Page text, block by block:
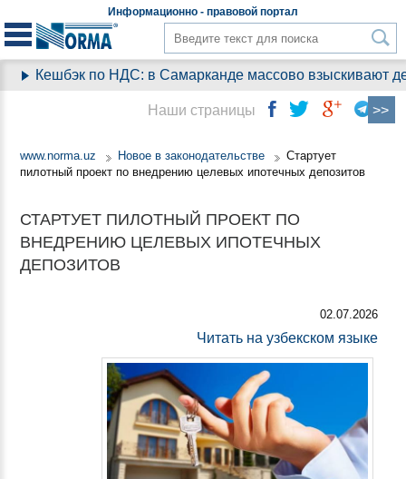
Информационно - правовой портал
Кешбэк по НДС: в Самарканде массово взыскивают
www.norma.uz Новое в законодательстве
Стартует
пилотный проект по внедрению целевых ипотечных депозитов
СТАРТУЕТ ПИЛОТНЫЙ ПРОЕКТ ПО
ВНЕДРЕНИЮ ЦЕЛЕВЫХ ИПОТЕЧНЫХ
ДЕПОЗИТОВ
02.07.2026
Читать на узбекском языке
Наши страницы